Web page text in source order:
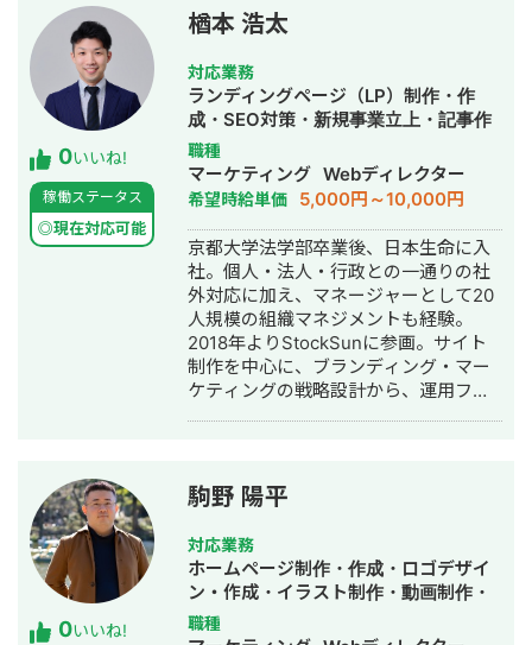
一度お問い合わせください！ 【経歴】
1982年4月生まれ、大阪府門真市出
身。 大学卒業後、不動産系の広告代理
店でDTPデザイナーとしての経験。 そ
の後25歳でWeb未経験からWEBデザイ
ナーに。独学でホームページ制作を学
ぶ。 2015年1月フリーランスのWebデ
ザイナーとして活動を開始。 2025年9
月に法人化。 活動／業務内容： 現在
は、他のコーダーさんやデザイナーさ
んにもご協力をいただき自身は、 ディ
レクター兼デザイナーとして活動をし
ています。 また、2020年からは専門学
校での講師業をスタート。 現在は
WordPress等のCMS構築やSTUDIOを
使ったサイト制作、 LPO施策等、幅広
く対応しています。
みたが、想定よりも高かった」 💭「メ
インの業務以外のことはなるべく考え
たくない」 💭「まだ経理担当を雇うフ
ェーズでない」 💭「業務を外注して、
できるだけコストを減らしたい」 まず
はお気軽にご相談ください！
takahashi.henry@tenkey.co.jp -------
-------------✂︎︎-------------------- 私
の自己紹介です。 アメリカの4年制大
学にて金融・会計を学び、卒業後は国
内のIoT/D2Cスタートアップに入社。
マーケティング、クリエイティブ、プ
ロダクトマネジメント等幅広く経験。
退職後、SNSマーケティングおよびク
リエイティブ制作領域にてフリーラン
スとして活動する傍ら、中小企業支援
を行うコンサルティング事務所にパー
トタイムで勤務。 同事務所では、経理
は、採択額1億円の実績がある。
0いいね!
稼働ステータス
◎現在対応可能
楢本 浩太
対応業務
ランディングページ（LP）制作・作
成・SEO対策・新規事業立上・記事作
成代行・ライティング・ホームページ
制作・作成・ロゴデザイン・作成・オ
ウンドメディア制作・構築・運用代行
職種
マーケティング Webディレクター
希望時給単価 5,000円～10,000円
京都大学法学部卒業後、日本生命に入
社。個人・法人・行政との一通りの社
外対応に加え、マネージャーとして20
人規模の組織マネジメントも経験。
2018年よりStockSunに参画。サイト
制作を中心に、ブランディング・マー
ケティングの戦略設計から、運用フェ
要件に落とし込めるのが強み。 常時20
件以上のクライアント対応を統括し、
昨年1年間での炎上解約はゼロ。
0いいね!
駒野 陽平
対応業務
ホームページ制作・作成・ロゴデザイ
ン・作成・イラスト制作・動画制作・
動画編集
職種